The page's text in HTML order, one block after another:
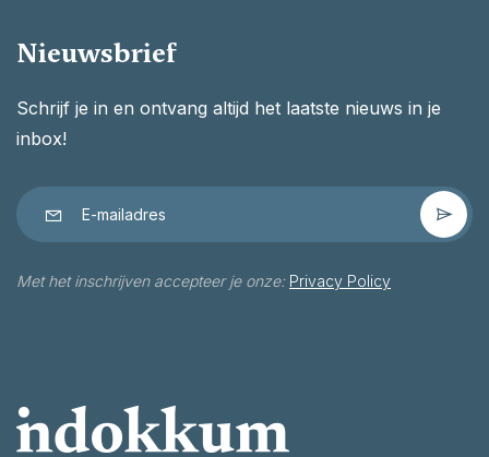
Nieuwsbrief
Schrijf je in en ontvang altijd het laatste nieuws in je
inbox!
Met het inschrijven accepteer je onze: Privacy Policy